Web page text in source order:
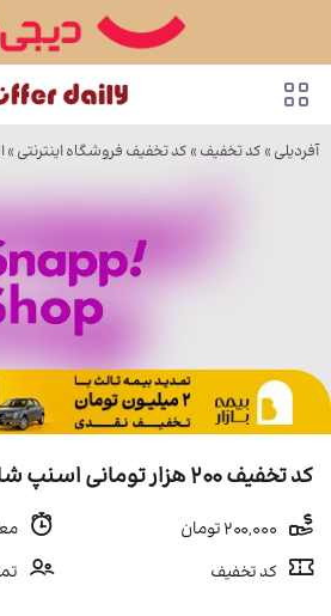
آفردیلی » کد تخفیف » کد تخفیف فروشگاه اینترنتی »
کد تخفیف ۲۰۰ هزار تومانی اسنپ شاپ
کد تخفیف